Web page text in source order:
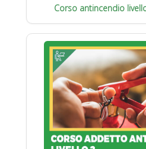
Corso antincendio